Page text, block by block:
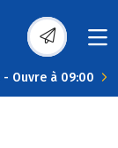
Ouvre à 09:00